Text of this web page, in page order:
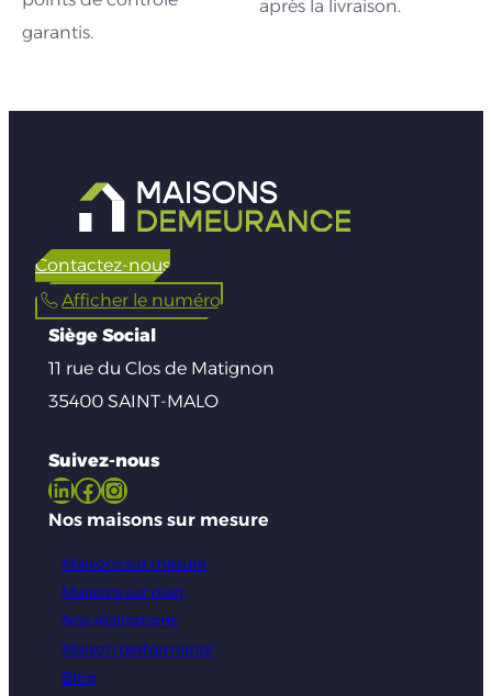
garantis.
après la livraison.
Contactez-nous
Afficher le numéro
Siège Social
11 rue du Clos de Matignon
35400 SAINT-MALO
Suivez-nous
LinkedIn Facebook Instagram
Nos maisons sur mesure
Maisons sur mesure
Maisons sur plan
Nos réalisations
Maison performante
Blog